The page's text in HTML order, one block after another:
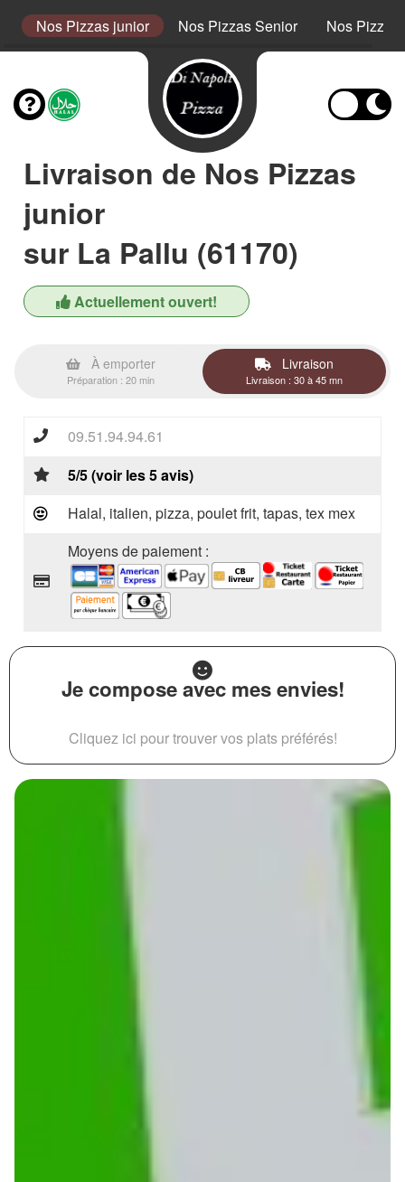
Nos Pizzas junior Nos Pizzas Senior Nos Pizzas
Livraison de Nos Pizzas
junior
sur La Pallu (61170)
Actuellement ouvert!
À emporter
Préparation : 20 min
Livraison
Livraison : 30 à 45 mn
09.51.94.94.61
5/5 (voir les 5 avis)
Halal, italien, pizza, poulet frit, tapas, tex mex
Moyens de paiement :
Je compose avec mes envies!
Cliquez ici pour trouver vos plats préférés!